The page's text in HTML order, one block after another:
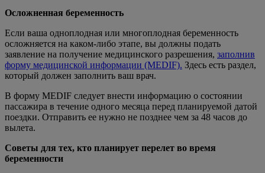
Осложненная беременность
Если ваша одноплодная или многоплодная беременность
осложняется на каком-либо этапе, вы должны подать
заявление на получение медицинского разрешения, заполнив
форму медицинской информации (MEDIF). Здесь есть раздел,
который должен заполнить ваш врач.
В форму MEDIF следует внести информацию о состоянии
пассажира в течение одного месяца перед планируемой датой
поездки. Отправить ее нужно не позднее чем за 48 часов до
вылета.
Советы для тех, кто планирует перелет во время
беременности